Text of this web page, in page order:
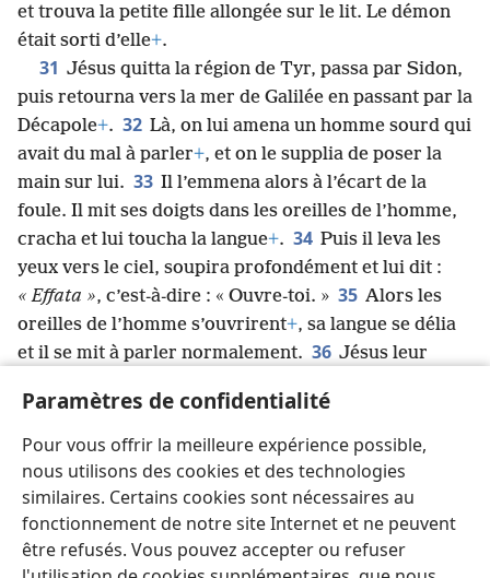
Paramètres de confidentialité
Pour vous offrir la meilleure expérience possible,
nous utilisons des cookies et des technologies
similaires. Certains cookies sont nécessaires au
fonctionnement de notre site Internet et ne peuvent
être refusés. Vous pouvez accepter ou refuser
et trouva la petite fille allongée sur le lit. Le démon
était sorti d’elle+.
31 Jésus quitta la région de Tyr, passa par Sidon,
puis retourna vers la mer de Galilée en passant par la
Décapole+. 32 Là, on lui amena un homme sourd qui
avait du mal à parler+, et on le supplia de poser la
main sur lui. 33 Il l’emmena alors à l’écart de la
foule. Il mit ses doigts dans les oreilles de l’homme,
cracha et lui toucha la langue+. 34 Puis il leva les
yeux vers le ciel, soupira profondément et lui dit :
« Effata », c’est-à-dire : « Ouvre-toi. » 35 Alors les
oreilles de l’homme s’ouvrirent+, sa langue se délia
et il se mit à parler normalement. 36 Jésus leur
le leur disait, plus ils en parlaient+. 37
stupéfaits+, ils disaient : « Tout ce qu’il fait est
magnifique ! Il fait même entendre les sourds et
parler les muets+. »